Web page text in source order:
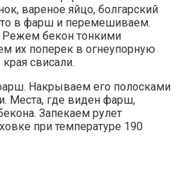
вареное яйцо, болгарский
в фарш и перемешиваем.
Режем бекон тонкими
их поперек в огнеупорную
свисали.
Накрываем его полосками
Места, где виден фарш,
Запекаем рулет
при температуре 190